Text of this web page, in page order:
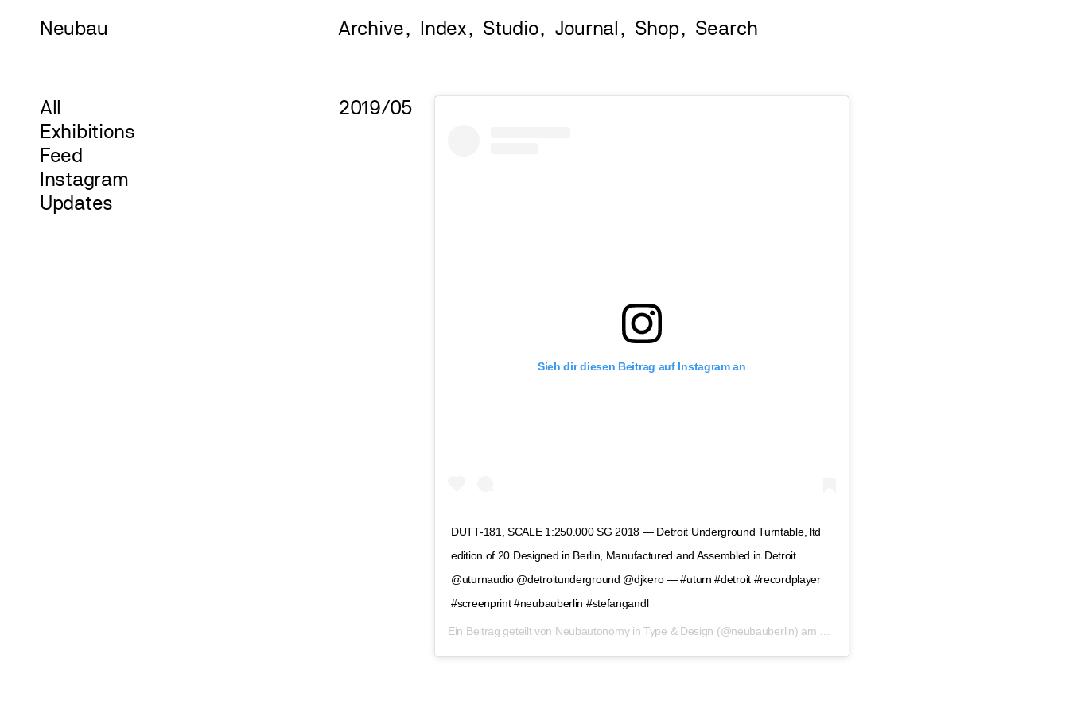
Neubau Archive Index Studio Journal Shop
All
Exhibitions
Feed
Instagram
Updates
2019/05
Sieh dir diesen Beitrag auf Instagram an
DUTT-181, SCALE 1:250.000 SG 2018 — Detroit Underground Turntable, ltd
edition of 20 Designed in Berlin, Manufactured and Assembled in Detroit
@uturnaudio @detroitunderground @djkero — #uturn #detroit #recordplayer
#screenprint #neubauberlin #stefangandl
Ein Beitrag geteilt von Neubautonomy in Type & Design (@neubauberlin) am